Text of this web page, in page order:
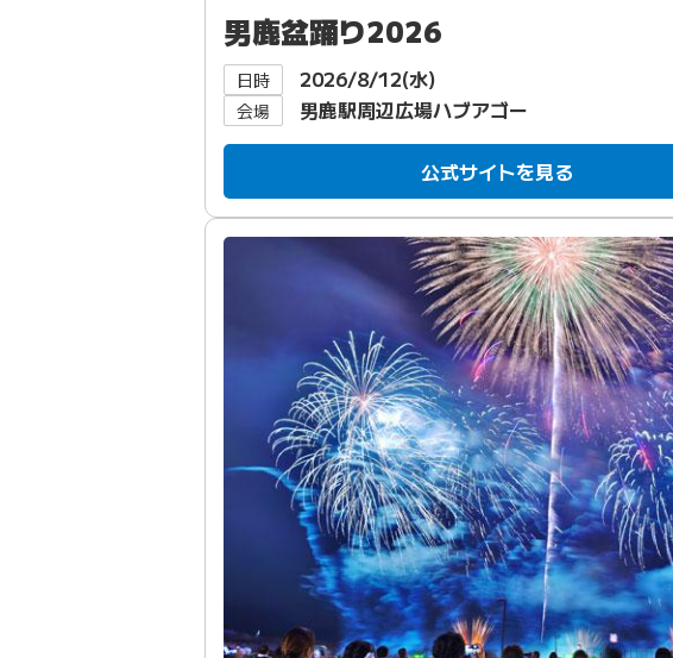
男鹿盆踊り2026
日時 2026/8/12(水)
会場 男鹿駅周辺広場ハブアゴー
公式サイトを見る